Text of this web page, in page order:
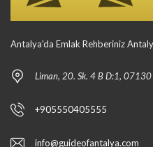
Antalya'da Emlak Rehberiniz
Liman, 20. Sk. 4 B D:1,
+905550405555
info@guideofantalya.com